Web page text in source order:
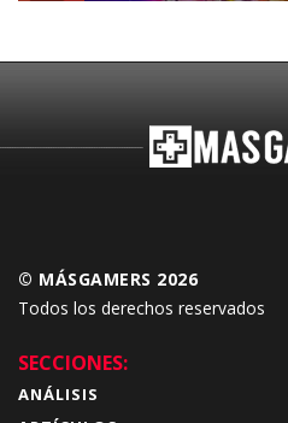
© MÁSGAMERS 2026
Todos los derechos reservados
SECCIONES:
ANÁLISIS